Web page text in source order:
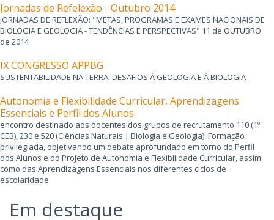
Jornadas de Refelexão - Outubro 2014
JORNADAS DE REFLEXÃO: "METAS, PROGRAMAS E EXAMES NACIONAIS DE
BIOLOGIA E GEOLOGIA - TENDÊNCIAS E PERSPECTIVAS" 11 de OUTUBRO
de 2014
IX CONGRESSO APPBG
SUSTENTABILIDADE NA TERRA: DESAFIOS À GEOLOGIA E À BIOLOGIA
Autonomia e Flexibilidade Curricular, Aprendizagens
Essenciais e Perfil dos Alunos
encontro destinado aos docentes dos grupos de recrutamento 110 (1º
CEB), 230 e 520 (Ciências Naturais | Biologia e Geologia). Formação
privilegiada, objetivando um debate aprofundado em torno do Perfil
dos Alunos e do Projeto de Autonomia e Flexibilidade Curricular, assim
como das Aprendizagens Essenciais nos diferentes ciclos de
escolaridade
Em destaque